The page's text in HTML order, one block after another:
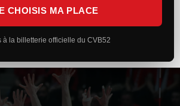
CHOISIS MA PLACE
à la billetterie officielle du CVB52